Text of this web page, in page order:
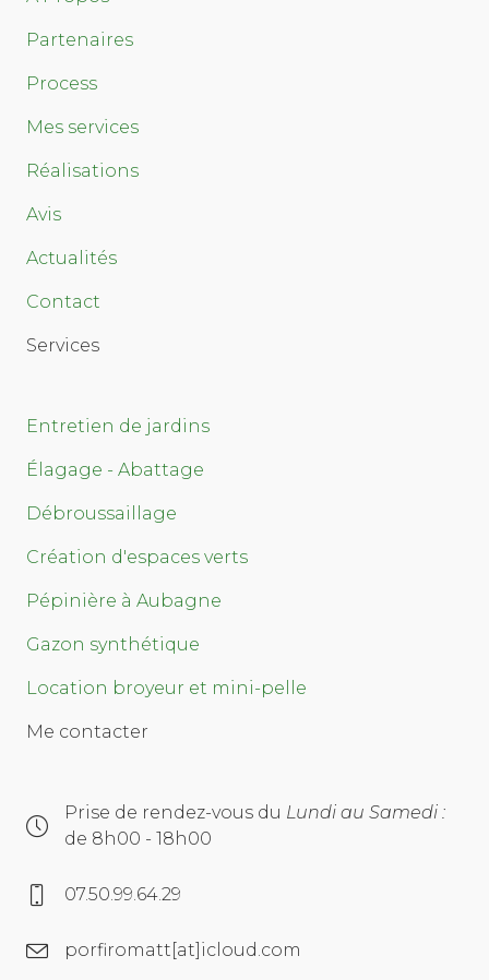
Partenaires
Process
Mes services
Réalisations
Avis
Actualités
Contact
Services
Entretien de jardins
Élagage - Abattage
Débroussaillage
Création d'espaces verts
Pépinière à Aubagne
Gazon synthétique
Location broyeur et mini-pelle
Me contacter
Prise de rendez-vous du Lundi au Samedi :
de 8h00 - 18h00
07.50.99.64.29
porfiromatt[at]icloud.com